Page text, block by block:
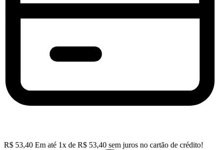
R$ 53,40 Em até 1x de R$ 53,40 sem juros no cartão de crédito!